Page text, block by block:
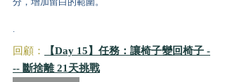
.
回顧：
【Day 15】任務：讓椅子變回椅子 -
-- 斷捨離 21天挑戰